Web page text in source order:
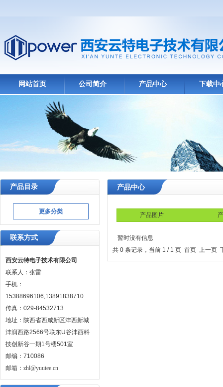
网站首页 公司简介 产品中心 下载中
产品目录
更多分类
联系方式
西安云特电子技术有限公司
联系人：张雷
手机：
15388696106,13891838710
传真：029-84532713
地址：陕西省西咸新区沣西新城
沣润西路2566号联东U谷沣西科
技创新谷一期1号楼501室
邮编：710086
邮箱： zhl@yuutee.cn
产品中心
产品图片
暂时没有信息
共 0 条记录，当前 1 / 1 页 首页 上一页